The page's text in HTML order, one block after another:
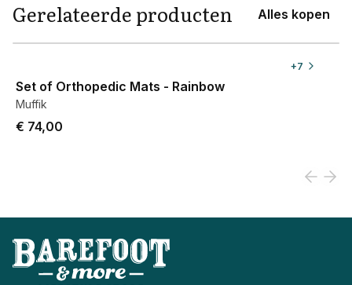
Gerelateerde producten Alles kopen
+7
Set of Orthopedic Mats - Rainbow
Muffik
€ 74,00